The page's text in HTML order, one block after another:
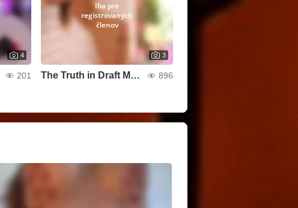
4
201
Iba pre
registrovaných
členov
3
The Truth in Draft Mode 896